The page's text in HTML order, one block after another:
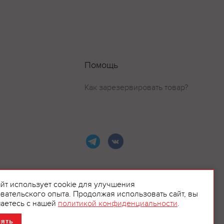
Помощь
Как зарезервировать товар?
использует cookie для улучшения
опыта. Продолжая использовать сайт, вы
с нашей политикой конфиденциальности.